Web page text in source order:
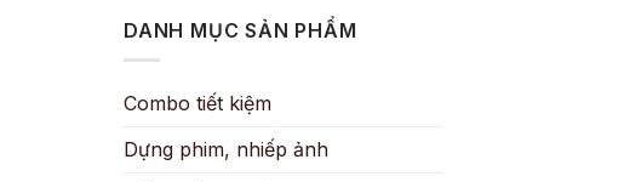
là:
799.000 ₫.
DANH MỤC SẢN PHẨM
Combo tiết kiệm
Dựng phim, nhiếp ảnh